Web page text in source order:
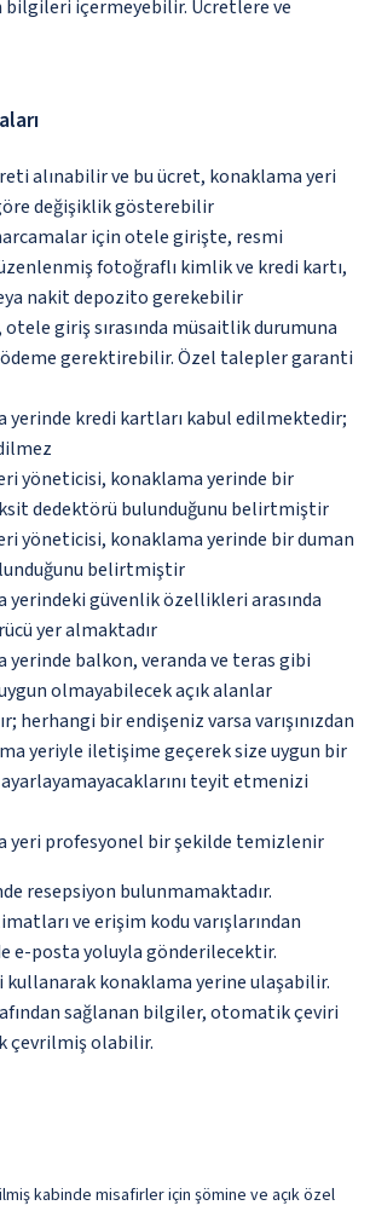
bilgileri içermeyebilir. Ücretlere ve
alınabilir ve bu ücret, konaklama yeri
değişiklik gösterebilir
için otele girişte, resmi
fotoğraflı kimlik ve kredi kartı,
nakit depozito gerekebilir
giriş sırasında müsaitlik durumuna
ödeme gerektirebilir. Özel talepler garanti
yerinde kredi kartları kabul edilmektedir;
yöneticisi, konaklama yerinde bir
dedektörü bulunduğunu belirtmiştir
yöneticisi, konaklama yerinde bir duman
belirtmiştir
yerindeki güvenlik özellikleri arasında
yer almaktadır
yerinde balkon, veranda ve teras gibi
olmayabilecek açık alanlar
herhangi bir endişeniz varsa varışınızdan
yeriyle iletişime geçerek size uygun bir
teyit etmenizi
yeri profesyonel bir şekilde temizlenir
resepsiyon bulunmamaktadır.
ve erişim kodu varışlarından
e-posta yoluyla gönderilecektir.
konaklama yerine ulaşabilir.
sağlanan bilgiler, otomatik çeviri
çevrilmiş olabilir.
kabinde misafirler için şömine ve açık özel